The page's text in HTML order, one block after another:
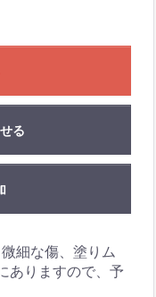
る
細な傷、塗りム
ありますので、予